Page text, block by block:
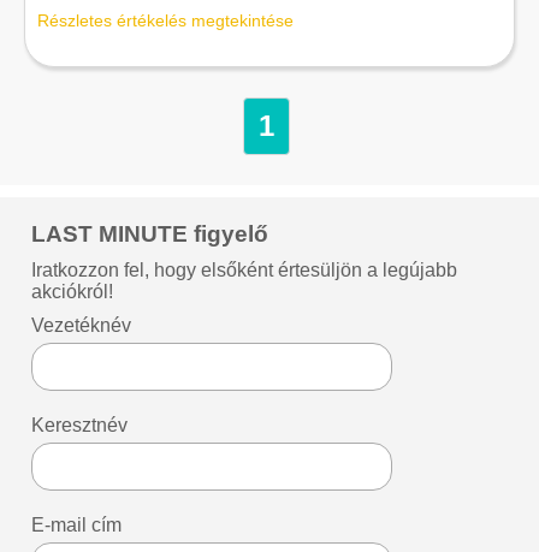
Részletes értékelés megtekintése
1
LAST MINUTE figyelő
Iratkozzon fel, hogy elsőként értesüljön a legújabb
akciókról!
Vezetéknév
Keresztnév
E-mail cím